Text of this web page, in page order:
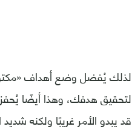
لذلك يُفضل وضع أهداف
لتحقيق هدفك، وهذا أيضًا
قد يبدو الأمر غريبًا ولكنه شديد